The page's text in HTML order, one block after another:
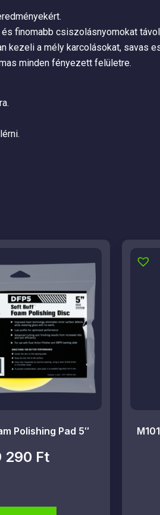
finomabb csiszolásnyomokat
kezeli a mély karcolásokat, savas
minden fényezett felületre.
Polishing Pad 5″
290 Ft